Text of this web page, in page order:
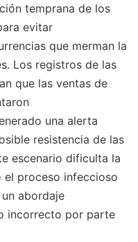
temprana de los
evitar
que merman la
Los registros de las
que las ventas de
una alerta
resistencia de las
escenario dificulta la
el proceso infeccioso
abordaje
incorrecto por parte